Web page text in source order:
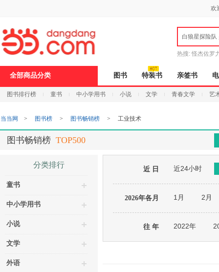
打
开
无
障
页
加
欢
白狼星探险队
热搜: 怪杰佐罗
全部商品分类 图书 特装书 亲签书
图书排行榜 童书 中小学用书 小说 文学 青春文学 艺
当当网 > 图书榜 > 图书畅销榜 > 工业技术
图书畅销榜 TOP500
分类排行
童书
中小学用书
小说
文学
外语
近 日 近24小时
2026年各月 1月 2月
往 年 2022年